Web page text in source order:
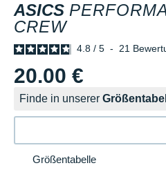
ASICS
CREW
4.8 / 5 - 21
20.00 €
Finde in unserer
Größentabelle